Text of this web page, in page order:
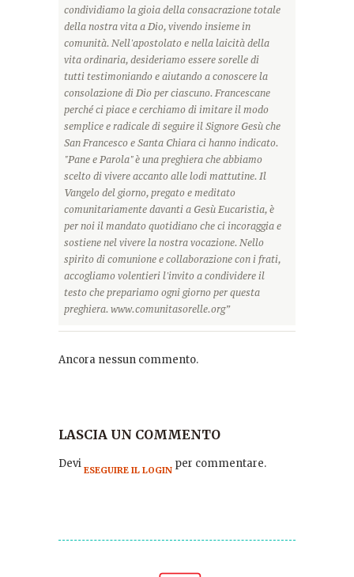
condividiamo la gioia della consacrazione totale
della nostra vita a Dio, vivendo insieme in
comunità. Nell'apostolato e nella laicità della
vita ordinaria, desideriamo essere sorelle di
tutti testimoniando e aiutando a conoscere la
consolazione di Dio per ciascuno. Francescane
perché ci piace e cerchiamo di imitare il modo
semplice e radicale di seguire il Signore Gesù che
San Francesco e Santa Chiara ci hanno indicato.
"Pane e Parola" è una preghiera che abbiamo
scelto di vivere accanto alle lodi mattutine. Il
Vangelo del giorno, pregato e meditato
comunitariamente davanti a Gesù Eucaristia, è
per noi il mandato quotidiano che ci incoraggia e
sostiene nel vivere la nostra vocazione. Nello
spirito di comunione e collaborazione con i frati,
accogliamo volentieri l'invito a condividere il
testo che prepariamo ogni giorno per questa
preghiera. www.comunitasorelle.org”
Ancora nessun commento.
LASCIA UN COMMENTO
Devi ESEGUIRE IL LOGIN per commentare.